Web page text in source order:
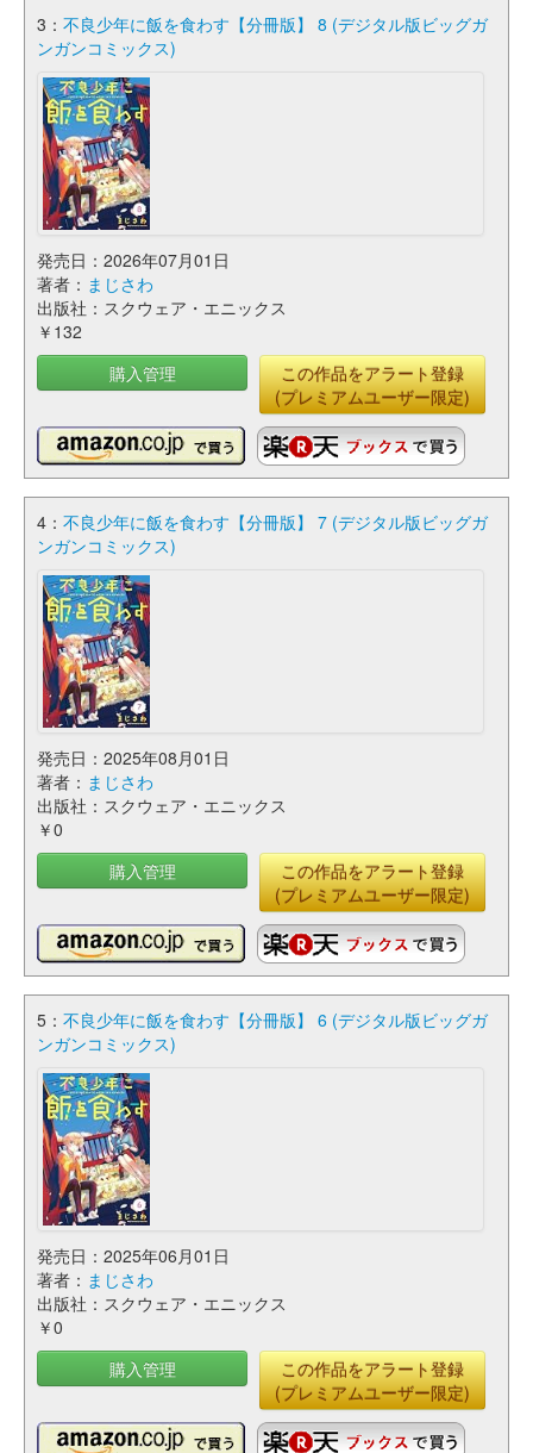
3： 不良少年に飯を食わす【分冊版】 8 (デジタル版ビッグガ
ンガンコミックス)
発売日：2026年07月01日
著者： まじさわ
出版社：スクウェア・エニックス
￥132
購入管理
この作品をアラート登録
(プレミアムユーザー限定)
4： 不良少年に飯を食わす【分冊版】 7 (デジタル版ビッグガ
ンガンコミックス)
発売日：2025年08月01日
著者： まじさわ
出版社：スクウェア・エニックス
￥0
購入管理
この作品をアラート登録
(プレミアムユーザー限定)
5： 不良少年に飯を食わす【分冊版】 6 (デジタル版ビッグガ
ンガンコミックス)
発売日：2025年06月01日
著者： まじさわ
出版社：スクウェア・エニックス
￥0
購入管理
この作品をアラート登録
(プレミアムユーザー限定)